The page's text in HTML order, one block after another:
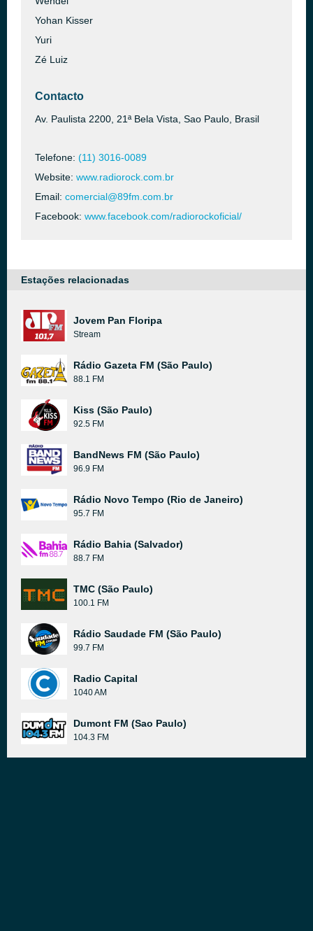
Yohan Kisser
Yuri
Zé Luiz
Contacto
Av. Paulista 2200, 21ª Bela Vista, Sao Paulo, Brasil
Telefone: (11) 3016-0089
Website: www.radiorock.com.br
Email: comercial@89fm.com.br
Facebook: www.facebook.com/radiorockoficial/
Estações relacionadas
Jovem Pan Floripa
Stream
Rádio Gazeta FM (São Paulo)
88.1 FM
Kiss (São Paulo)
92.5 FM
BandNews FM (São Paulo)
96.9 FM
Rádio Novo Tempo (Rio de Janeiro)
95.7 FM
Rádio Bahia (Salvador)
88.7 FM
TMC (São Paulo)
100.1 FM
Rádio Saudade FM (São Paulo)
99.7 FM
Radio Capital
1040 AM
Dumont FM (Sao Paulo)
104.3 FM